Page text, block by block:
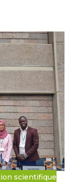
scientifique